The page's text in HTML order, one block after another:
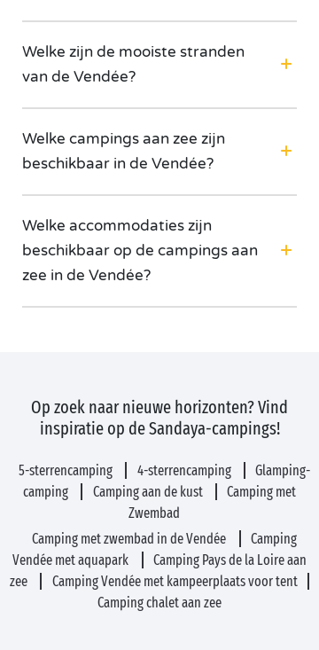
Welke zijn de mooiste stranden
van de Vendée?
Welke campings aan zee zijn
beschikbaar in de Vendée?
Welke accommodaties zijn
beschikbaar op de campings aan
zee in de Vendée?
Op zoek naar nieuwe horizonten? Vind
inspiratie op de Sandaya-campings!
5-sterrencamping 4-sterrencamping
Glamping-
camping
Camping aan de kust
Camping met
Zwembad
Camping met zwembad in de Vendée
Camping
Vendée met aquapark
Camping Pays de la Loire aan
zee
Camping Vendée met kampeerplaats voor tent
Camping chalet aan zee